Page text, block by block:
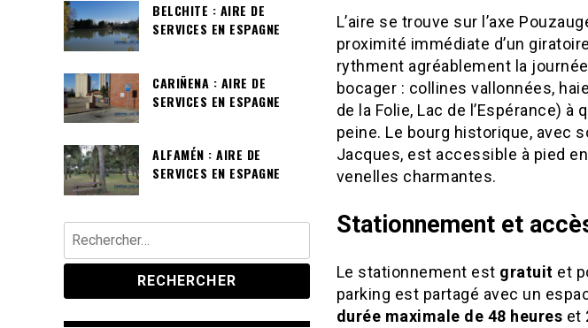
L’aire se trouve sur l’axe
proximité immédiate d’un
rythment agréablement la
bocager : collines vallonnées,
de la Folie, Lac de l’Espérance)
peine. Le bourg historique, avec
Jacques, est accessible à pied
venelles charmantes.
Stationnement et
Le stationnement est gratuit et
parking est partagé avec un
durée maximale de 48 heures et
BELCHITE : AIRE DE
SERVICES EN ESPAGNE
CARIÑENA : AIRE DE
SERVICES EN ESPAGNE
ALFAMÉN : AIRE DE
SERVICES EN ESPAGNE
Rechercher :